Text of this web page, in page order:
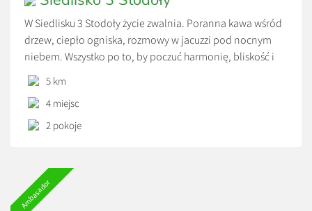
W Siedlisku 3 Stodoły życie zwalnia. Poranna kawa wśród
drzew, ciepło ogniska, rozmowy w jacuzzi pod nocnym
niebem. Wszystko po to, by poczuć harmonię, bliskość i
prawdziwy odpoczynek. Tu jesteście tylko Wy, natura i
spokój.
5 km
4 miejsc
2 pokoje
Ambasador